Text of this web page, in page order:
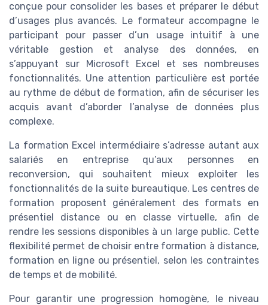
conçue pour consolider les bases et préparer le début
d’usages plus avancés. Le formateur accompagne le
participant pour passer d’un usage intuitif à une
véritable gestion et analyse des données, en
s’appuyant sur Microsoft Excel et ses nombreuses
fonctionnalités. Une attention particulière est portée
au rythme de début de formation, afin de sécuriser les
acquis avant d’aborder l’analyse de données plus
complexe.
La formation Excel intermédiaire s’adresse autant aux
salariés en entreprise qu’aux personnes en
reconversion, qui souhaitent mieux exploiter les
fonctionnalités de la suite bureautique. Les centres de
formation proposent généralement des formats en
présentiel distance ou en classe virtuelle, afin de
rendre les sessions disponibles à un large public. Cette
flexibilité permet de choisir entre formation à distance,
formation en ligne ou présentiel, selon les contraintes
de temps et de mobilité.
Pour garantir une progression homogène, le niveau